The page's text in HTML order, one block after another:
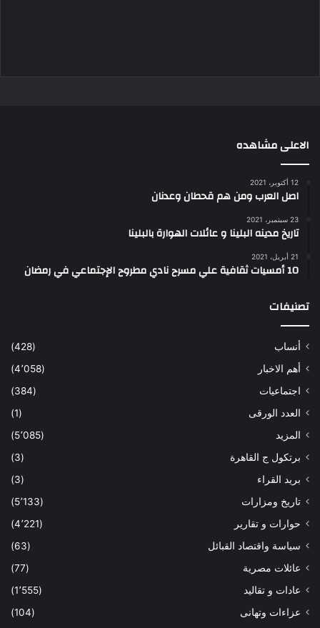
الاعلى مشاهده
12 أكتوبر، 2021
اصل العرب ومن هم قحطان وعدنان
23 سبتمبر، 2021
تاريخ مدينه البلينا و عائلات الهوارة بالبلينا
21 أبريل، 2021
10 أمسيات ثقافية علي مسرح نادي مطروح الإجتماعي في رمضان
تصنيفات
أنساب
(428)
أهم الاخبار
(4٬058)
اجتماعيات
(384)
العدد الورقى
(1)
المزيد
(5٬085)
برتكول ج القاهرة
(3)
بريد القراء
(3)
تاريخ ومزارات
(5٬133)
حوارات و تقارير
(4٬221)
سياسة واقتصاد القبائل
(63)
عائلات مصرية
(77)
عادات و تقاليد
(1٬555)
عزاءات وتهانى
(104)